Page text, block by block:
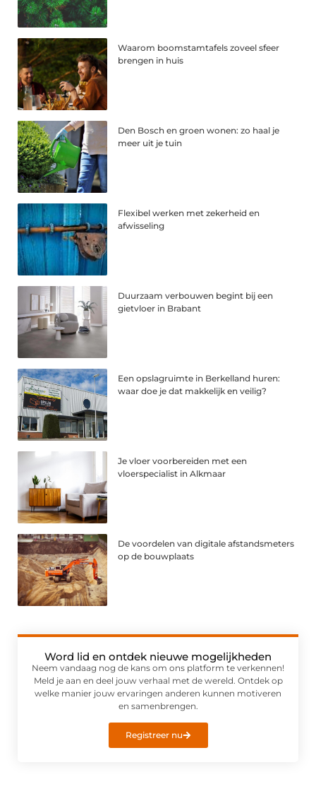
Waarom boomstamtafels zoveel sfeer
brengen in huis
Den Bosch en groen wonen: zo haal je
meer uit je tuin
Flexibel werken met zekerheid en
afwisseling
Duurzaam verbouwen begint bij een
gietvloer in Brabant
Een opslagruimte in Berkelland huren:
waar doe je dat makkelijk en veilig?
Je vloer voorbereiden met een
vloerspecialist in Alkmaar
De voordelen van digitale afstandsmeters
op de bouwplaats
Word lid en ontdek nieuwe mogelijkheden
Neem vandaag nog de kans om ons platform te verkennen!
Meld je aan en deel jouw verhaal met de wereld. Ontdek op
welke manier jouw ervaringen anderen kunnen motiveren
en samenbrengen.
Registreer nu